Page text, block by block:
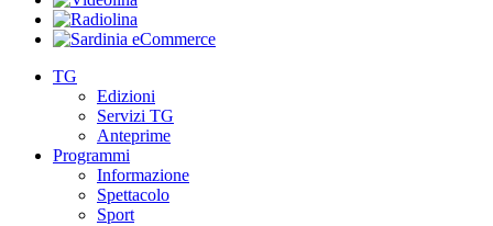
TG
Edizioni
Servizi TG
Anteprime
Programmi
Informazione
Spettacolo
Sport